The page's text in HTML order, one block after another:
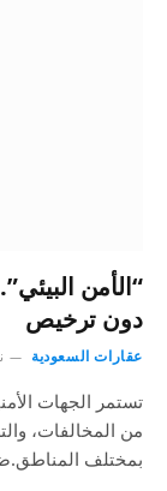
دون ترخيص
عقارات السعودية
تستمر الجهات
من المخالفات،
بمختلف